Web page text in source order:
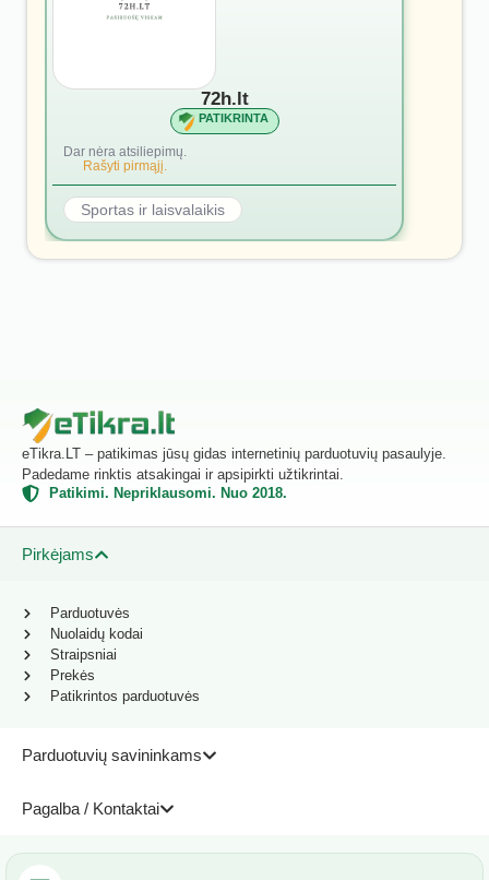
72h.lt
PATIKRINTA
Dar nėra atsiliepimų.
Rašyti pirmąjį.
Sportas ir laisvalaikis
eTikra.LT – patikimas jūsų gidas internetinių parduotuvių pasaulyje.
Padedame rinktis atsakingai ir apsipirkti užtikrintai.
Patikimi. Nepriklausomi. Nuo 2018.
Pirkėjams
Parduotuvių savininkams
Pagalba / Kontaktai
Parduotuvės
Nuolaidų kodai
Straipsniai
Prekės
Patikrintos parduotuvės